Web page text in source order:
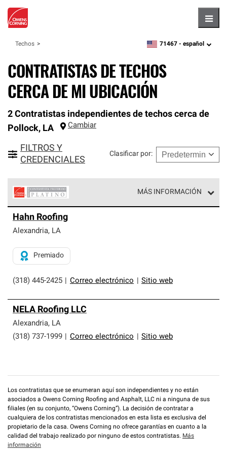
Techos zipcode,language
71467 - español
CONTRATISTAS DE TECHOS
CERCA DE MI UBICACIÓN
2 Contratistas independientes de techos cerca de
Pollock, LA Cambiar
FILTROS Y
CREDENCIALES
Clasificar por:
MÁS INFORMACIÓN
Corning constituyen el nivel superior de nuestra red
exclusiva y cumplen con estándares estrictos de
Solo ellos pueden ofrecer nuestra mejor garantía de
sistemas de techos.
Hahn Roofing
Alexandria, LA
(318) 445-2425 Correo electrónico Sitio web
Premiado
NELA Roofing LLC
Alexandria, LA
(318) 737-1999
Correo electrónico Sitio web
Los contratistas que se enumeran aquí son independientes y no están
asociados a Owens Corning Roofing and Asphalt, LLC ni a ninguna de sus
filiales (en su conjunto, “Owens Corning”). La decisión de contratar a
cualquiera de los contratistas mencionados en esta lista es exclusiva del
propietario de la casa. Owens Corning no ofrece garantías en cuanto a la
calidad del trabajo realizado por ninguno de estos contratistas. Más
información